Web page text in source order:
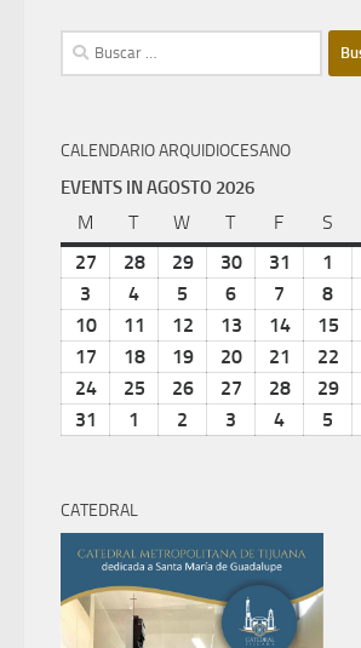
Buscar:
CALENDARIO ARQUIDIOCESANO
EVENTS IN AGOSTO 2026
M lunes
Tmartes
W miércoles
Tjueves
F viernes
S
27 julio
2026
28julio
2026
29julio
2026
30julio
2026
31 julio
2026
1
3 agosto
3,
2026
4 agosto
4,
2026
5 agosto
5,
2026
6 agosto
6,
2026
7 agosto
7,
2026
8
8,
10agosto
2026
11 agosto
11,
2026
12 agosto
12,
2026
13 agosto
13,
2026
14agosto
2026
15
17 agosto
17,
2026
18agosto
2026
19agosto
19,
2026
20agosto
2026
21 agosto
21,
2026
22
22,
24agosto
25 agosto
26agosto
27 agosto
28agosto
29
31 agosto
1
septiembre
2 septiembre
3 septiembre
4 5
CATEDRAL